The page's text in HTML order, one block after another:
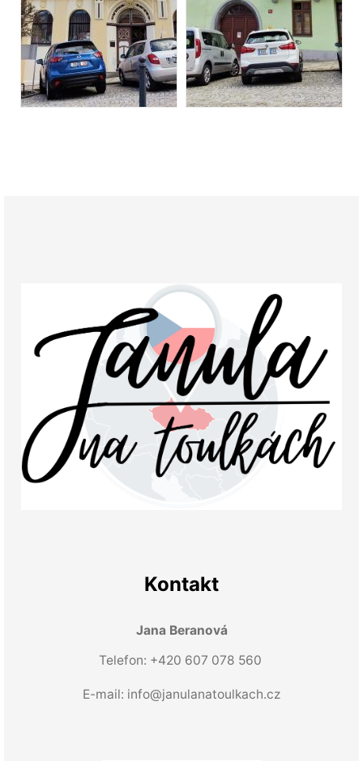
Kontakt
Jana Beranová
Telefon: +420 607 078 560
E-mail: info@janulanatoulkach.cz